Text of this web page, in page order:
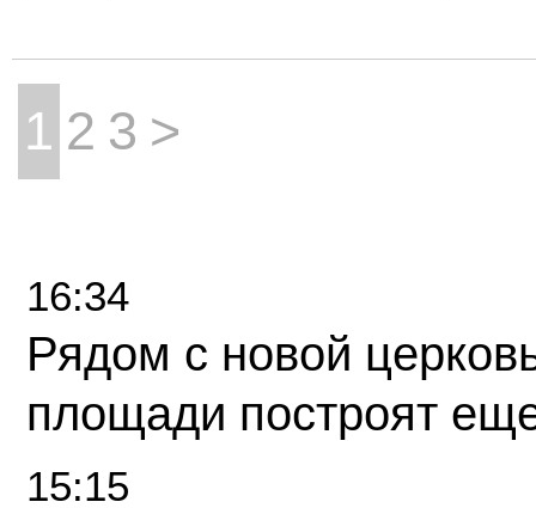
1 2 3 >
16:34
Рядом с новой
площади построят
15:15